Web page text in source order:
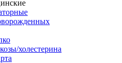
холестерина